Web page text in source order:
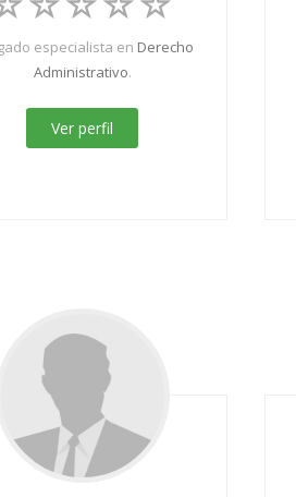
especialista en Derecho
Administrativo.
Ver perfil